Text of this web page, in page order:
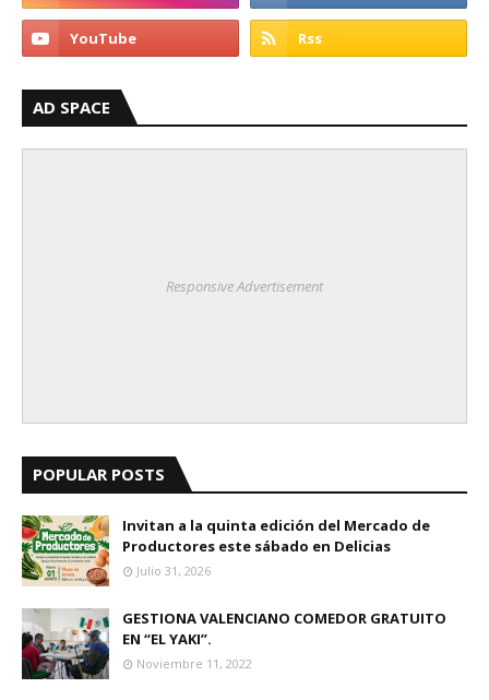
AD SPACE
Responsive Advertisement
POPULAR POSTS
Invitan a la quinta edición del Mercado de
Productores este sábado en Delicias
Julio 31, 2026
GESTIONA VALENCIANO COMEDOR GRATUITO
EN “EL YAKI”.
Noviembre 11, 2022